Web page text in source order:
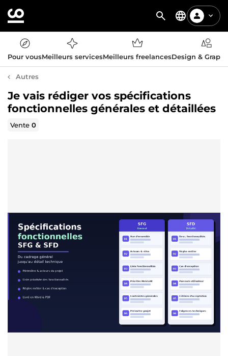
Pour vousMeilleurs servicesMeilleurs freelancesDesign &
Autres
Je vais rédiger vos spécifications
fonctionnelles générales et détaillées
Vente0